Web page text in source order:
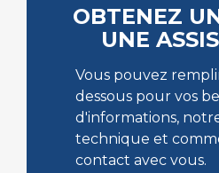
OBTENEZ
UNE
Vous pouvez
dessous pour vos
d'informations,
technique et
contact avec vous.